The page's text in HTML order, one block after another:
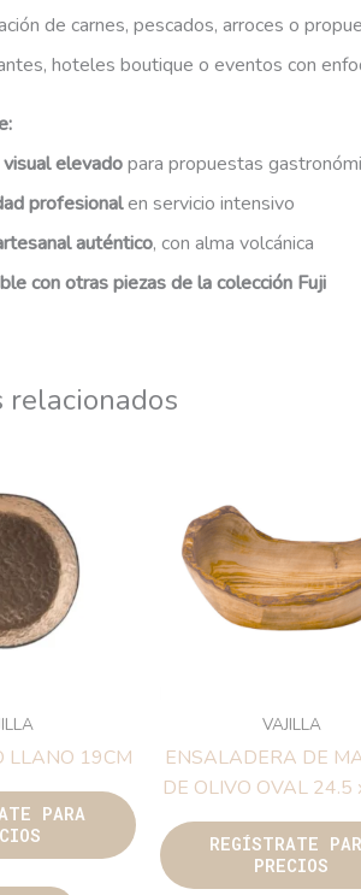
de carnes, pescados, arroces o
hoteles boutique o eventos con
elevadopara propuestas
profesionalen servicio intensivo
auténtico, con alma volcánica
con otras piezas de la colección Fuji
relacionados
LLANO 19CM
PARA
VAJILLA
ENSALADERA DE
DE OLIVO OVAL 24.5
REGÍSTRATE
PRECIOS